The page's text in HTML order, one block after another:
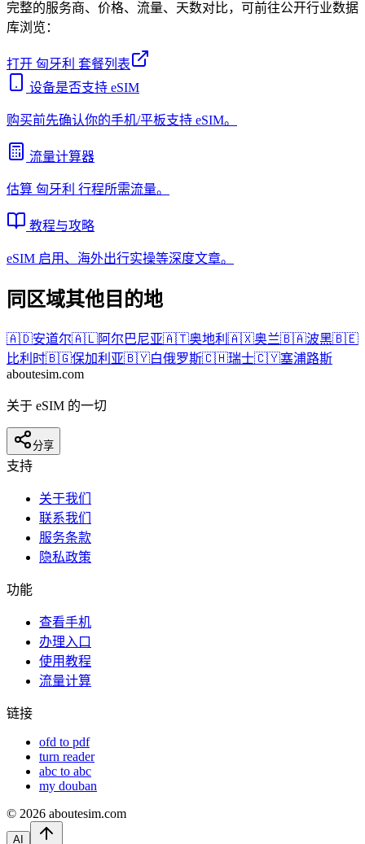
完整的服务商、价格、流量、天数对比，可前往公开行业数据
库浏览：
打开 匈牙利 套餐列表
设备是否支持 eSIM
购买前先确认你的手机/平板支持 eSIM。
流量计算器
估算 匈牙利 行程所需流量。
教程与攻略
eSIM 启用、海外出行实操等深度文章。
同区域其他目的地
🇦🇩安道尔🇦🇱阿尔巴尼亚🇦🇹奥地利 🇦🇽奥兰🇧🇦波黑🇧🇪
比利时🇧🇬保加利亚🇧🇾白俄罗斯🇨🇭瑞士🇨🇾塞浦路斯
aboutesim.com
关于 eSIM 的一切
分享
支持
关于我们
联系我们
服务条款
隐私政策
功能
查看手机
办理入口
使用教程
流量计算
链接
ofd to pdf
turn reader
abc to abc
my douban
© 2026 aboutesim.com
AI